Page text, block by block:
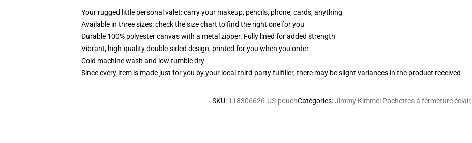
Your rugged little personal valet: carry your makeup, pencils, phone, cards, anything
Available in three sizes: check the size chart to find the right one for you
Durable 100% polyester canvas with a metal zipper. Fully lined for added strength
Vibrant, high-quality double-sided design, printed for you when you order
Cold machine wash and low tumble dry
Since every item is made just for you by your local third-party fulfiller, there may be slight variances in the product received
SKU: 118306626-US-pouchCatégories:Jimmy Kimmel Pochettes à fermeture éclair,